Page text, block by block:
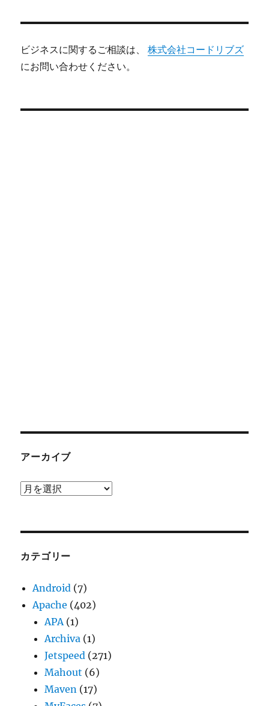
ビジネスに関するご相談は、株式会社コードリブズ
にお問い合わせください。
アーカイブ
ア
ブ
カテゴリー
Android (7)
Apache (402)
APA(1)
Archiva (1)
Jetspeed (271)
Mahout (6)
Maven (17)